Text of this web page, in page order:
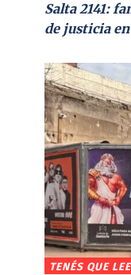
Salta 2141:
de justicia
TENÉS QUE